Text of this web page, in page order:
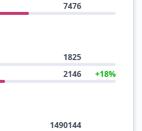
7476
1825
2146 +18%
1490144